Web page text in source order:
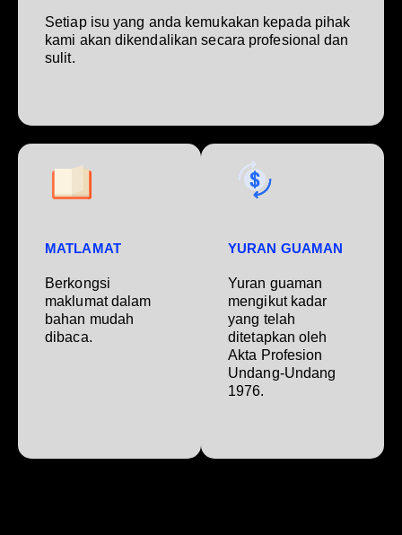
Setiap isu yang anda kemukakan kepada pihak
kami akan dikendalikan secara profesional dan
sulit.
MATLAMAT
Berkongsi
maklumat dalam
bahan mudah
dibaca.
YURAN GUAMAN
Yuran guaman
mengikut kadar
yang telah
ditetapkan oleh
Akta Profesion
Undang-Undang
1976.